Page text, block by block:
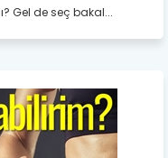
Gel de seç bakal...